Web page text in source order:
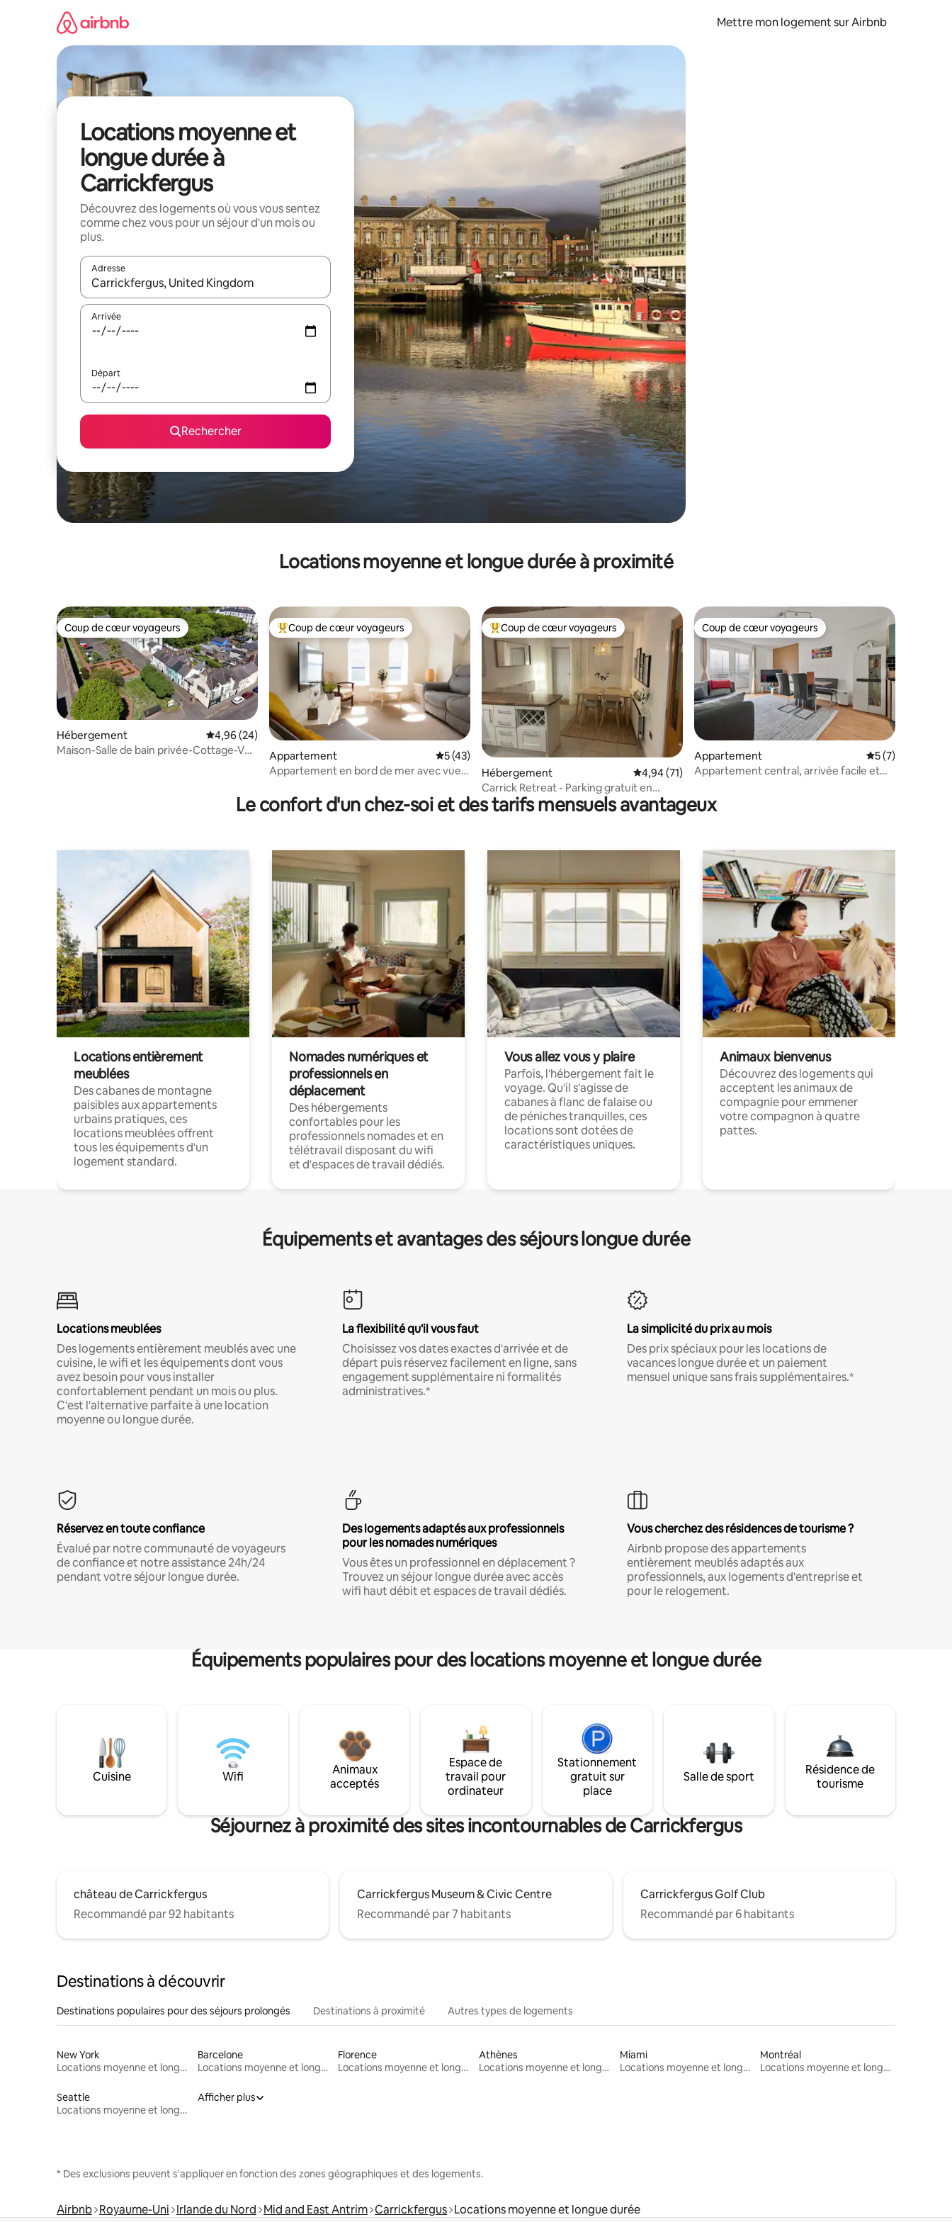
Mettre mon logement sur Airbnb
Locations moyenne et
longue durée à
Carrickfergus
Découvrez des logements où vous vous sentez
comme chez vous pour un séjour d'un mois ou
plus.
Adresse
Lorsque les résultats s'affichent, utilisez les flèches vers le haut et vers le bas pour les parcourir ou en appuyant et en faisant glisser.
Arrivée
Départ
Rechercher
Locations moyenne et longue durée à proximité
Coup de cœur voyageurs
Coup de cœur voyageurs
Hébergement Évaluation moyenne sur la base de 24 commentaires : 4,96 sur 5
4,96 (24)
Maison-Salle de bain privée-Cottage-Vue
Coups de cœur voyageurs les plus appréciés
Coup de cœur voyageurs
Appartement Évaluation moyenne sur la base de 43 commentaires : 5 sur 5
5 (43)
Appartement en bord de mer avec vue
Coups de cœur voyageurs les plus appréciés
Coup de cœur voyageurs
Hébergement Évaluation moyenne sur la base de 71 commentaires : 4,94 sur 5
4,94 (71)
Carrick Retreat - Parking gratuit en
dehors de la rue
Coup de cœur voyageurs
Coup de cœur voyageurs
Appartement Évaluation
5 (7)
Appartement central, arrivée facile et
Le confort d'un chez-soi et des tarifs mensuels avantageux
Locations entièrement
meublées
Des cabanes de montagne
paisibles aux appartements
urbains pratiques, ces
locations meublées offrent
tous les équipements d'un
logement standard.
Nomades numériques et
professionnels en
déplacement
Des hébergements
confortables pour les
professionnels nomades et en
télétravail disposant du wifi
et d'espaces de travail dédiés.
Vous allez vous y plaire
Parfois, l'hébergement fait le
voyage. Qu'il s'agisse de
cabanes à flanc de falaise ou
de péniches tranquilles, ces
locations sont dotées de
caractéristiques uniques.
Animaux bienvenus
Découvrez des logements qui
acceptent les animaux de
compagnie pour emmener
votre compagnon à quatre
pattes.
Équipements et avantages des séjours longue durée
Locations meublées
Des logements entièrement meublés avec une
cuisine, le wifi et les équipements dont vous
avez besoin pour vous installer
confortablement pendant un mois ou plus.
C'est l'alternative parfaite à une location
moyenne ou longue durée.
La flexibilité qu'il vous faut
Choisissez vos dates exactes d'arrivée et de
départ puis réservez facilement en ligne, sans
engagement supplémentaire ni formalités
administratives.*
La simplicité du prix au mois
Des prix spéciaux pour les locations de
vacances longue durée et un paiement
mensuel unique sans frais supplémentaires.*
Réservez en toute confiance
Évalué par notre communauté de voyageurs
de confiance et notre assistance 24h/24
pendant votre séjour longue durée.
Des logements adaptés aux professionnels
pour les nomades numériques
Vous êtes un professionnel en déplacement ?
Trouvez un séjour longue durée avec accès
wifi haut débit et espaces de travail dédiés.
Vous cherchez des résidences de tourisme ?
Airbnb propose des appartements
entièrement meublés adaptés aux
professionnels, aux logements d'entreprise et
pour le relogement.
Équipements populaires pour des locations moyenne et longue durée
Cuisine Wifi
Animaux
acceptés
Espace de
travail pour
ordinateur
Stationnement
gratuit sur
place
Salle de sport
Résidence de
tourisme
Séjournez à proximité des sites incontournables de Carrickfergus
château de Carrickfergus
Recommandé par 92 habitants
Carrickfergus Museum & Civic Centre
Recommandé par 7 habitants
Carrickfergus Golf Club
Recommandé par 6 habitants
Destinations à découvrir
Destinations populaires pour des séjours prolongés Destinations à proximité Autres types de logements
New York
Locations moyenne et longue durée
Barcelone
Locations moyenne et longue durée
Florence
Locations moyenne et longue durée
Athènes
Locations moyenne et longue durée
Miami
Locations moyenne et longue durée
Montréal
Locations moyenne et longue durée
Seattle
Locations moyenne et longue durée
Afficher plus
* Des exclusions peuvent s'appliquer en fonction des zones géographiques et des logements.
Airbnb Royaume-Uni Irlande du Nord Mid and East Antrim Carrickfergus Locations moyenne et longue durée